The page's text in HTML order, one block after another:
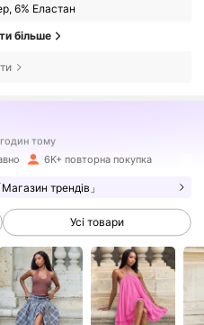
6% Еластан
більше
годин тому
6K+ повторна покупка
Магазин трендів」
Усі товари